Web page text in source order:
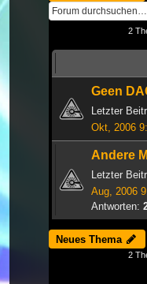
2
Geen
Letzter
Okt, 2006
Andere
Letzter
Aug, 2006
Antworten:
Neues Thema
2